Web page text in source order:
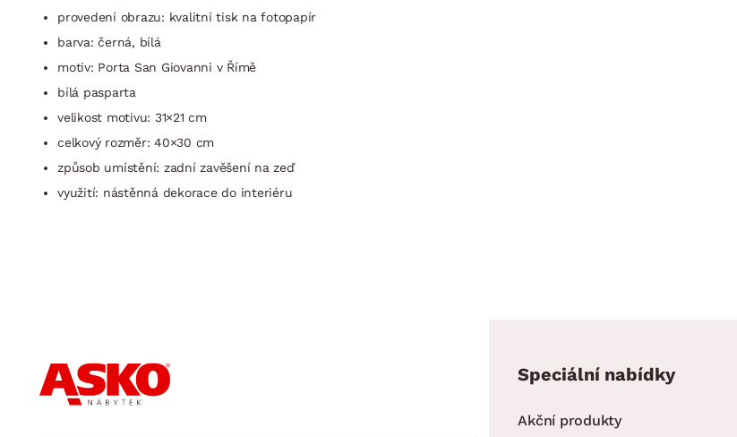
provedení obrazu: kvalitní tisk na fotopapír
barva: černá, bílá
motiv: Porta San Giovanni v Římě
bílá pasparta
velikost motivu: 31×21 cm
celkový rozměr: 40×30 cm
způsob umístění: zadní zavěšení na zeď
využití: nástěnná dekorace do interiéru
Speciální nabídky
Akční produkty